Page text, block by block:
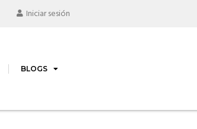
Iniciar sesión
BLOGS